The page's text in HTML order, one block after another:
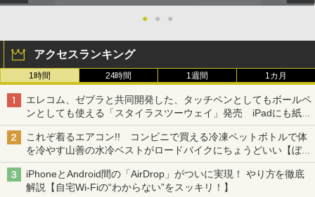
● ● ●
アクセスランキング
1時間 24時間 1週間 1カ月
エレコム、ゼブラと共同開発した、タッチペンとしてもボールペ
ンとしても使える「スタイラスツーウェイ」発売 iPadにも紙に
も、持ち替えずに書き込める
これぞ着るエアコン!! コンビニで買える冷凍ペットボトルで体
を冷やす山善の水冷ベストがロードバイクにちょうどいい【ぼっ
ち・ざ・ろーど！その14】【空いた時間でなにしてる？】
iPhoneとAndroid間の「AirDrop」がついに実現！ やり方を徹底
解説【自宅Wi-Fiの“わからない”をスッキリ！】